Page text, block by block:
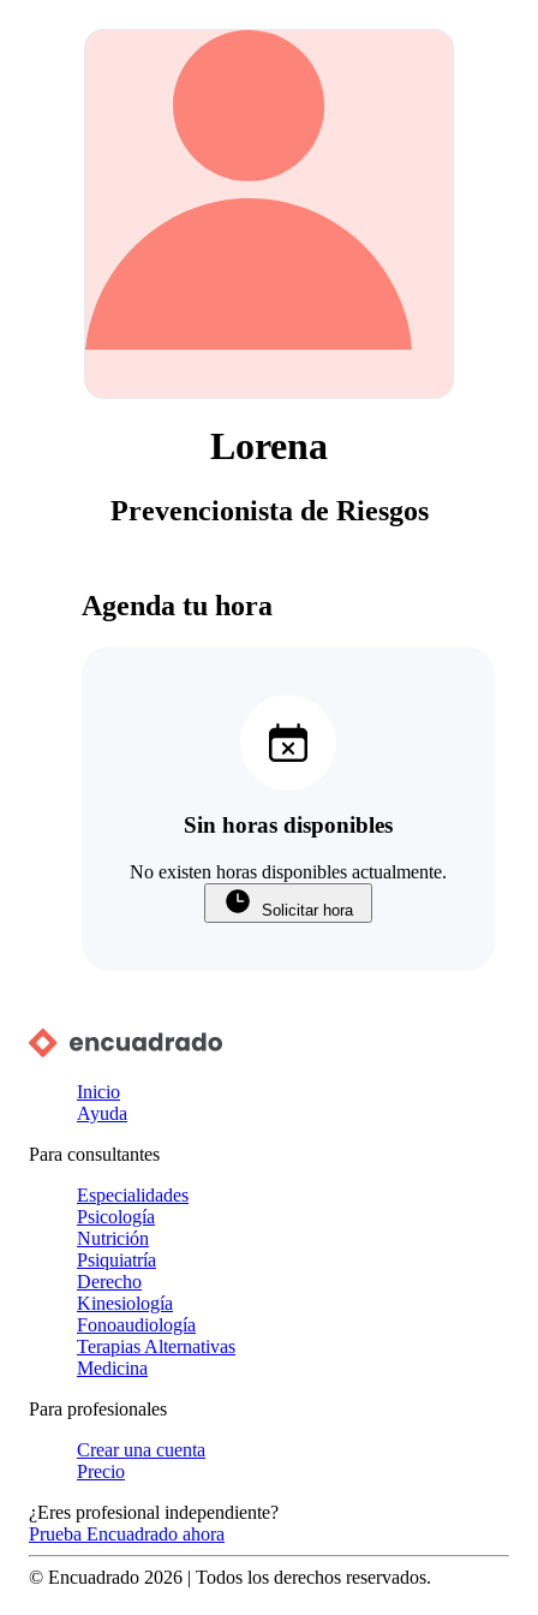
Lorena
Prevencionista de Riesgos
Agenda tu hora
Sin horas disponibles
No existen horas disponibles actualmente.
Solicitar hora
Inicio
Ayuda
Para consultantes
Especialidades
Psicología
Nutrición
Psiquiatría
Derecho
Kinesiología
Fonoaudiología
Terapias Alternativas
Medicina
Para profesionales
Crear una cuenta
Precio
¿Eres profesional independiente?
Prueba Encuadrado ahora
© Encuadrado 2026 | Todos los derechos reservados.